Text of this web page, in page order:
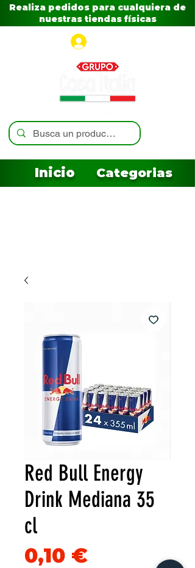
Realiza pedidos para cualquiera de
nuestras tiendas físicas
Inicio Categorias
Red Bull Energy
Drink Mediana 35
cl
0,10 €Precio